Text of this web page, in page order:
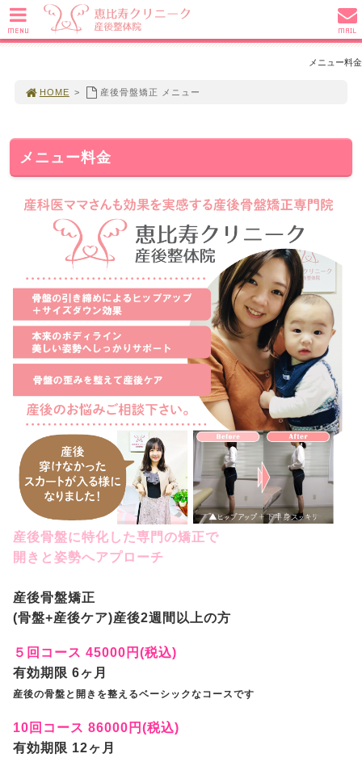
メニュー料金
HOME > 産後骨盤矯正 メニュー
メニュー料金
産後骨盤に特化した専門の矯正で
開きと姿勢へアプローチ
産後骨盤矯正
(骨盤+産後ケア)産後2週間以上の方
５回コース 45000円(税込)
有効期限 6ヶ月
産後の骨盤と開きを整えるベーシックなコースです
10回コース 86000円(税込)
有効期限 12ヶ月
MENU MAIL